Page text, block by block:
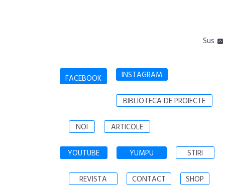
Sus
FACEBOOK INSTAGRAM
BIBLIOTECA DE PROIECTE
NOI ARTICOLE
YOUTUBE YUMPU STIRI
REVISTA CONTACT SHOP